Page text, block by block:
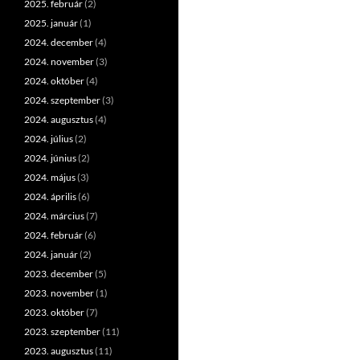
2025. február(2)
2025. január(1)
2024. december(4)
2024. november(3)
2024. október(4)
2024. szeptember(3)
2024. augusztus(4)
2024. július(2)
2024. június(2)
2024. május(3)
2024. április(6)
2024. március(7)
2024. február(6)
2024. január(2)
2023. december(5)
2023. november(1)
2023. október(7)
2023. szeptember(11)
2023. augusztus(11)